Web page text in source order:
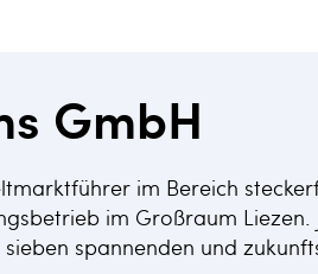
GmbH
im Bereich
im Großraum Liezen.
spannenden und